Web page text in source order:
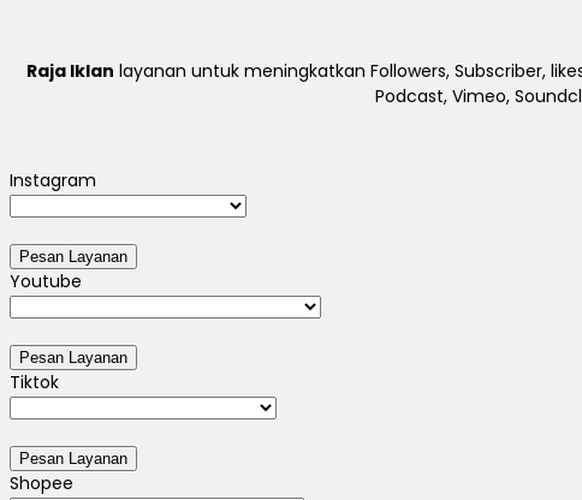
Raja Iklan layanan untuk meningkatkan Followers, Subscriber,
Podcast, Vimeo,
Instagram
Youtube
Tiktok
Shopee